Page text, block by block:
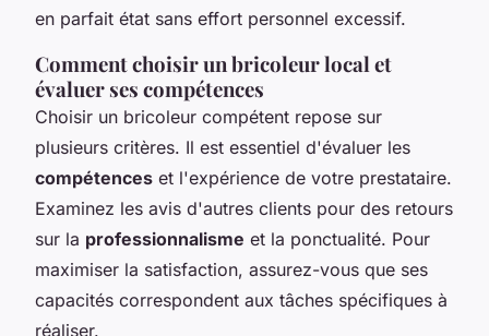
en parfait état sans effort personnel excessif.
Comment choisir un bricoleur local et
évaluer ses compétences
Choisir un bricoleur compétent repose sur
plusieurs critères. Il est essentiel d'évaluer les
compétences et l'expérience de votre prestataire.
Examinez les avis d'autres clients pour des retours
sur la professionnalisme et la ponctualité. Pour
maximiser la satisfaction, assurez-vous que ses
capacités correspondent aux tâches spécifiques à
réaliser.